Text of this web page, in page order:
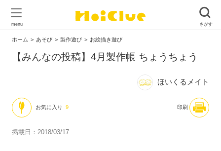
ホーム あそび 製作遊び お絵描き遊び
【みんなの投稿】4月製作帳 ちょうちょう
ほいくるメイト
お気に入り 9 印刷
掲載日：2018/03/17